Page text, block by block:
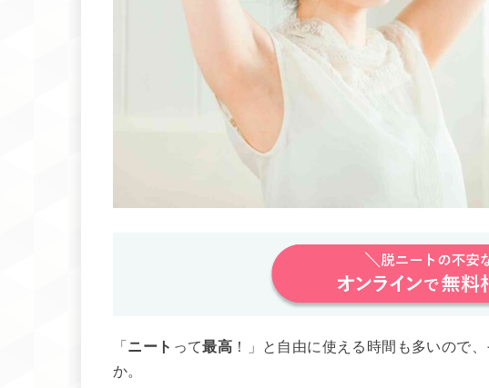
「 ニート って最高 ！」と自由に使える時間も多いので
か。